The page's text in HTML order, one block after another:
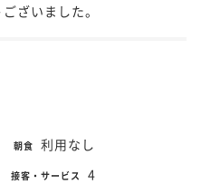
ざいました。
朝食 利用なし
接客・サービス 4